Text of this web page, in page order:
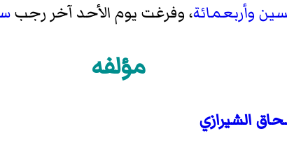
وأربعمائة، وفرغت يوم الأحد آخر رجب
مؤلفه
الشيرازي